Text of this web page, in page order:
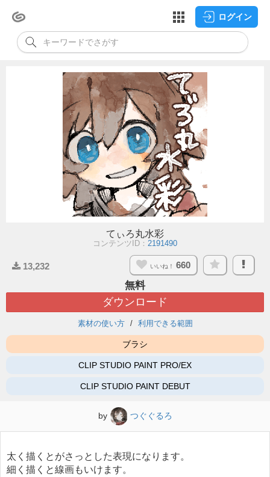
ログイン
てぃろ丸水彩
コンテンツID： 2191490
13,232 いいね！ 660
無料
ダウンロード
素材の使い方 利用できる範囲
ブラシ
CLIP STUDIO PAINT PRO/EX
CLIP STUDIO PAINT DEBUT
by つぐぐるろ
太く描くとがさっとした表現になります。
細く描くと線画もいけます。